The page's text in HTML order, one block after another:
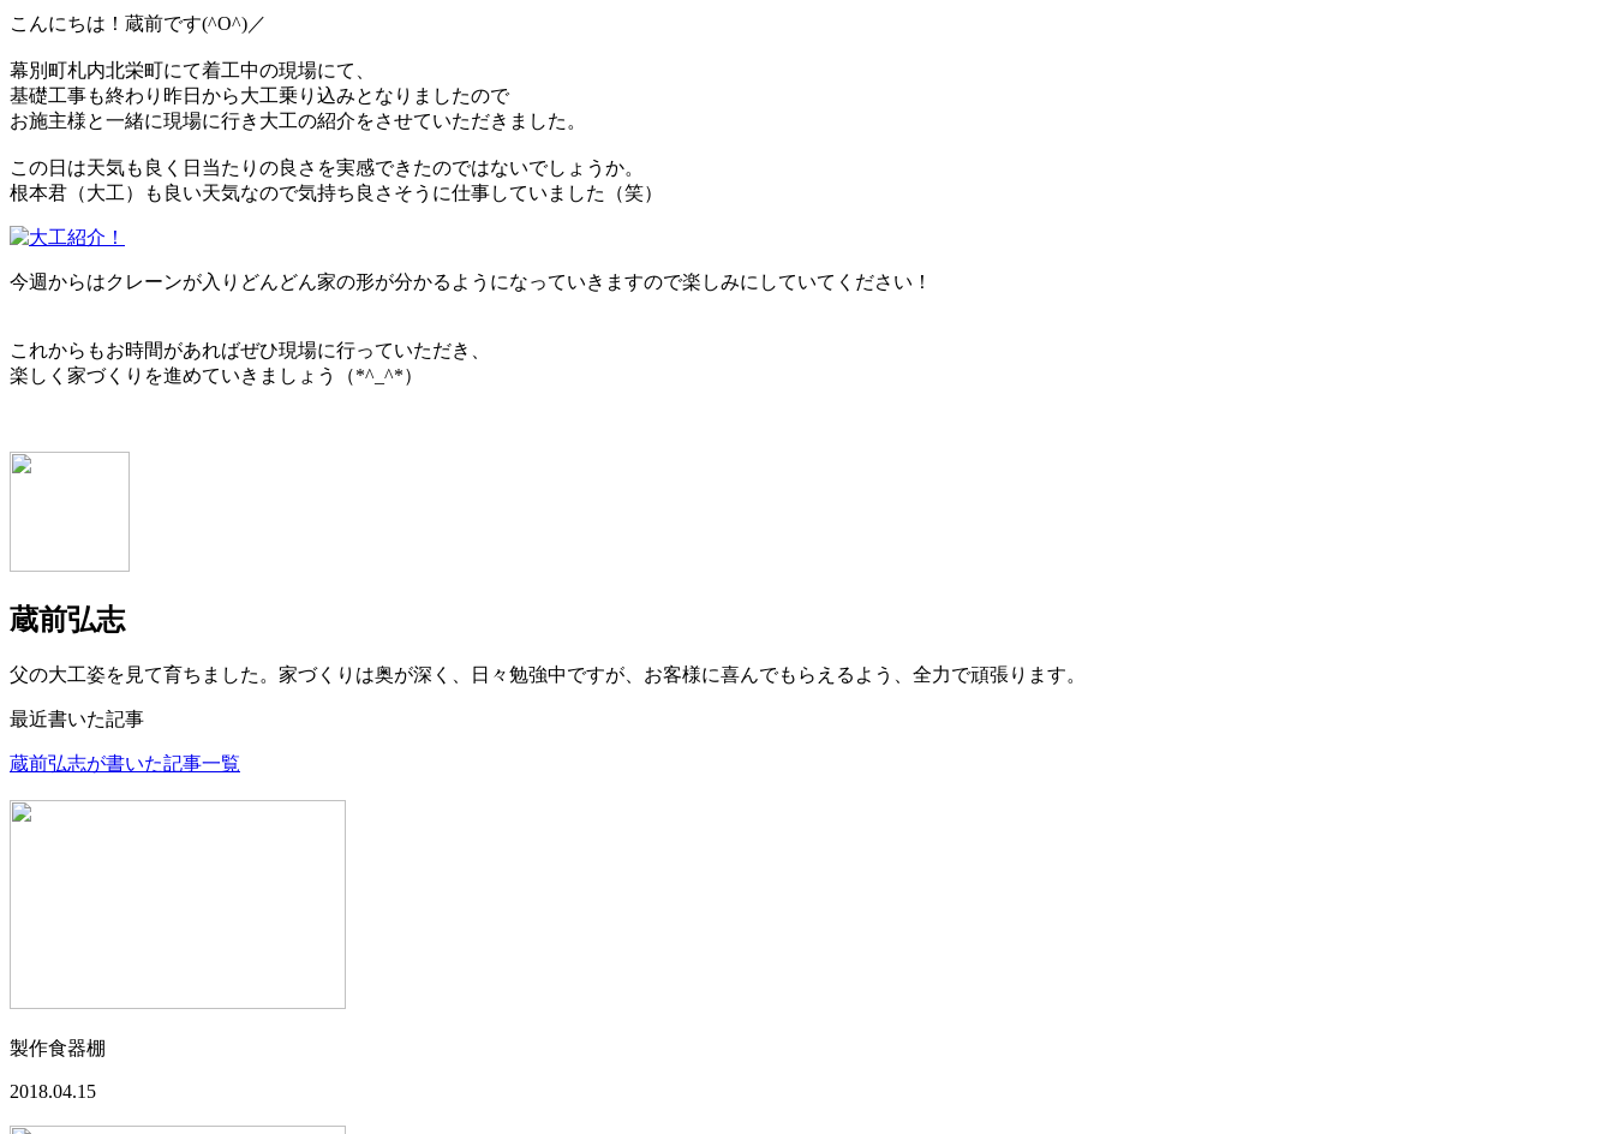
こんにちは！蔵前です(^O^)／
幕別町札内北栄町にて着工中の現場にて、
基礎工事も終わり昨日から大工乗り込みとなりましたので
お施主様と一緒に現場に行き大工の紹介をさせていただきました。
この日は天気も良く日当たりの良さを実感できたのではないでしょうか。
根本君（大工）も良い天気なので気持ち良さそうに仕事していました（笑）
今週からはクレーンが入りどんどん家の形が分かるようになっていきますので楽しみにしていてください！
これからもお時間があればぜひ現場に行っていただき、
楽しく家づくりを進めていきましょう（*^_^*）
蔵前弘志
父の大工姿を見て育ちました。家づくりは奥が深く、日々勉強中ですが、お客様に喜んでもらえるよう、全力で頑張ります。
最近書いた記事
蔵前弘志が書いた記事一覧
製作食器棚
2018.04.15